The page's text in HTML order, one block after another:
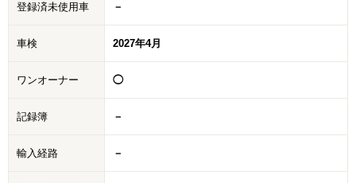
登録済未使用車 －
車検 2027年4月
ワンオーナー ◯
記録簿 －
輸入経路 －